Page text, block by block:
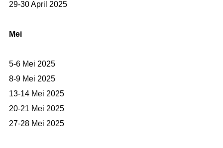
29-30 April 2025
Mei
5-6 Mei 2025
8-9 Mei 2025
13-14 Mei 2025
20-21 Mei 2025
27-28 Mei 2025